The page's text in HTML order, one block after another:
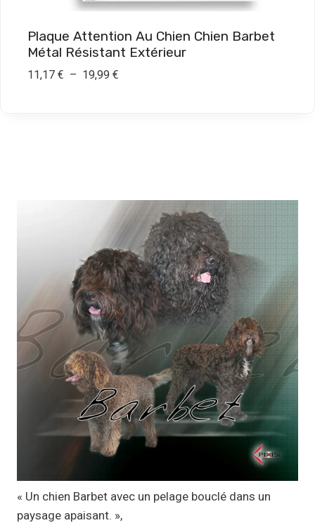
1
,
9
0
Plaque Attention Au Chien Chien Barbet
Métal Résistant Extérieur
11,17 € – 19,99 €P
p
r
x
:
1
1
,
1
7
€
à
,
9
« Un chien Barbet avec un pelage bouclé dans un
paysage apaisant. »,